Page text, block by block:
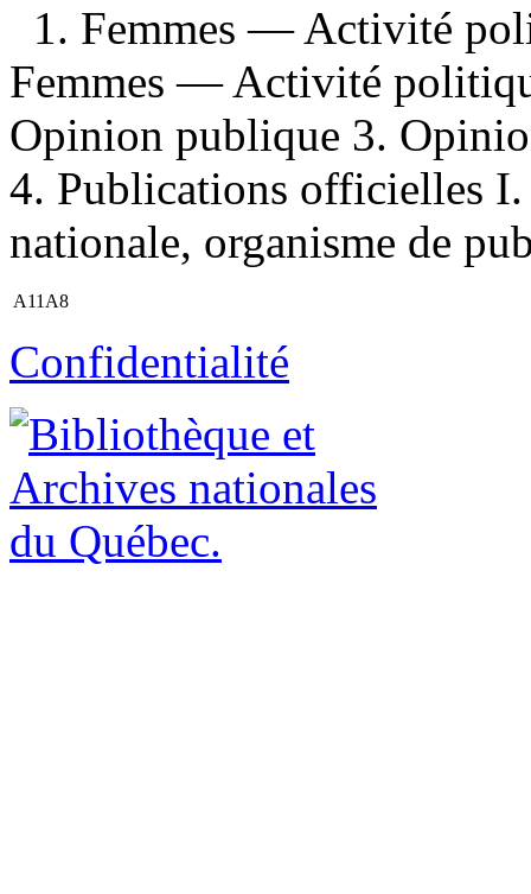
1. Femmes — Activité
Femmes — Activité
Opinion publique 3.
4. Publications officielles I.
nationale, organisme de
A11A8
Confidentialité